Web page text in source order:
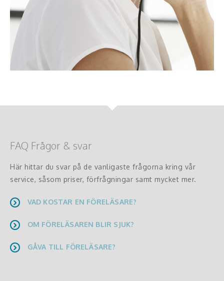
FAQ Frågor & svar
Här hittar du svar på de vanligaste frågorna kring vår
service, såsom priser, förfrågningar samt mycket mer.
VAD KOSTAR EN FÖRELÄSARE?
OM FÖRELÄSAREN BLIR SJUK?
GÅVA TILL FÖRELÄSARE?